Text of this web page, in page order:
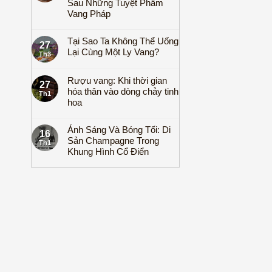
Sau Những Tuyệt Phẩm
Vang Pháp
27
Th3
Tại Sao Ta Không Thể Uống
Lại Cùng Một Ly Vang?
27
Th1
Rượu vang: Khi thời gian
hóa thân vào dòng chảy tinh
hoa
16
Th1
Ánh Sáng Và Bóng Tối: Di
Sản Champagne Trong
Khung Hình Cổ Điển